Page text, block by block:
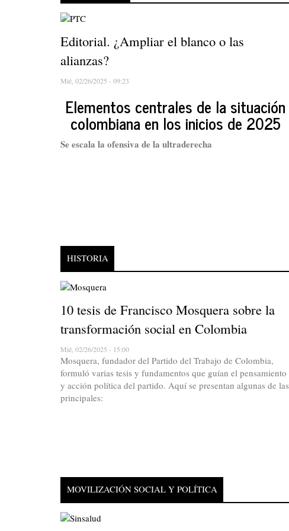
Editorial. ¿Ampliar el blanco o las
alianzas?
Mié, 02/26/2025 - 09:23
Elementos centrales de la situación
colombiana en los inicios de 2025
Se escala la ofensiva de la ultraderecha
HISTORIA
10 tesis de Francisco Mosquera sobre la
transformación social en Colombia
Mié, 02/26/2025 - 15:00
Mosquera, fundador del Partido del Trabajo de Colombia,
formuló varias tesis y fundamentos que guían el pensamiento
y acción política del partido. Aquí se presentan algunas de las
principales:
MOVILIZACIÓN SOCIAL Y POLÍTICA